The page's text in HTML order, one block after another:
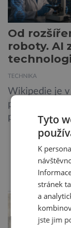
Od
roboty. AI
TECHNIKA
Wikipedie je
pomocník,
podle
než slavná
křišťálovou
věštila, které
budoucnosti
Za vším stojí
umělé
Tyto
K
stránek
a
jste jim